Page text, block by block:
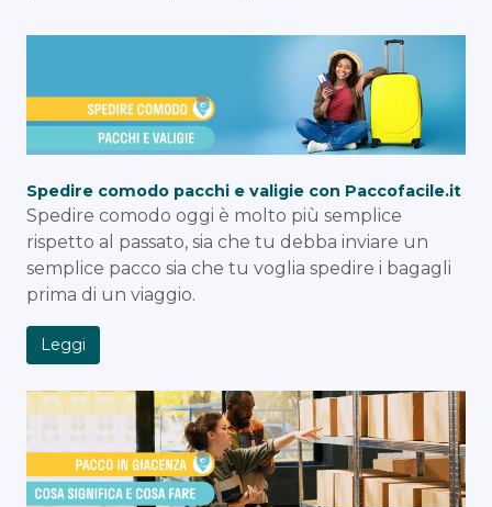
Spedire comodo pacchi e valigie con Paccofacile.it
Spedire comodo oggi è molto più semplice
rispetto al passato, sia che tu debba inviare un
semplice pacco sia che tu voglia spedire i bagagli
prima di un viaggio.
Leggi